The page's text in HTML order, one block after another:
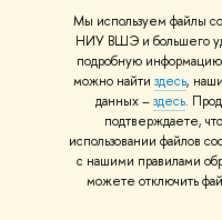
Мы используем файлы
НИУ ВШЭ и большего
подробную информацию
можно найти здесь,
данных –здесь.
подтверждаете,
использовании файлов
с нашими правилами
можете отключить
Людям с ограниченными
Единая платежная страница
Работа в Вышке
© НИУ ВШЭ 1993–2026
материалов Политика
Шрифты HSE Sans и HSE Slab